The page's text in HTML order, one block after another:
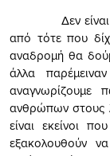
Δεν είναι και
από τότε που
αναδρομή θα
άλλα
αναγνωρίζουμε
ανθρώπων στους
είναι εκείνοι
εξακολουθούν